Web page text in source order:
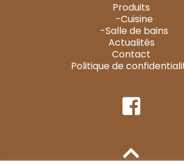
Produits
-Cuisine
-Salle de bains
Actualités
Contact
Politique de